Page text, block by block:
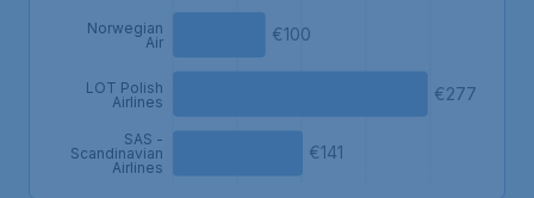
Norwegian
Air
LOT Polish
Airlines
SAS -
Scandinavian
Airlines
€100
€277
€141